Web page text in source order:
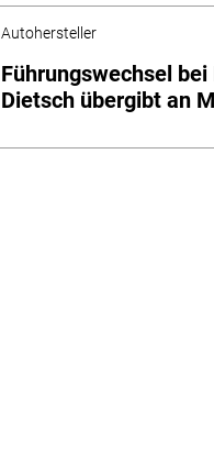
Autohersteller
Führungswechsel
Dietsch übergibt an